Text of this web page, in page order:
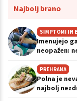
Najbolj brano
SIMPTOMI IN
Imenujejo
neopažen:
PREHRANA
Polna je
najbolj